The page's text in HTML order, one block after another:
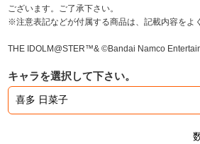
アイドリッシュセブン
ございます。ご了承下さい。
※注意表記などが付属する商品は、記載内容をよ
THE IDOLM@STER™& ©Bandai Namco
キャラを選択して下さい。